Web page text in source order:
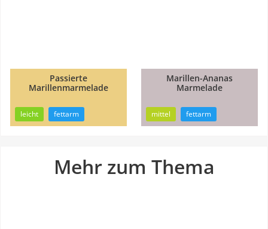
35min
Passierte
Marillenmarmelade
leicht fettarm
Marillen-Ananas
Marmelade
mittel fettarm
Mehr zum Thema